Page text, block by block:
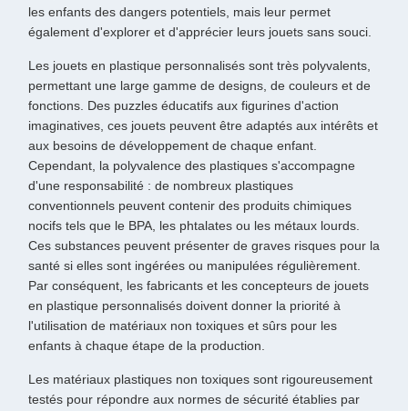
les enfants des dangers potentiels, mais leur permet
également d'explorer et d'apprécier leurs jouets sans souci.
Les jouets en plastique personnalisés sont très polyvalents,
permettant une large gamme de designs, de couleurs et de
fonctions. Des puzzles éducatifs aux figurines d'action
imaginatives, ces jouets peuvent être adaptés aux intérêts et
aux besoins de développement de chaque enfant.
Cependant, la polyvalence des plastiques s'accompagne
d'une responsabilité : de nombreux plastiques
conventionnels peuvent contenir des produits chimiques
nocifs tels que le BPA, les phtalates ou les métaux lourds.
Ces substances peuvent présenter de graves risques pour la
santé si elles sont ingérées ou manipulées régulièrement.
Par conséquent, les fabricants et les concepteurs de jouets
en plastique personnalisés doivent donner la priorité à
l'utilisation de matériaux non toxiques et sûrs pour les
enfants à chaque étape de la production.
Les matériaux plastiques non toxiques sont rigoureusement
testés pour répondre aux normes de sécurité établies par